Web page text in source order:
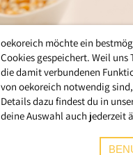
oekoreich möchte ein
Cookies gespeichert. Weil
die damit verbundenen
von oekoreich notwendig
Details dazu findest du in
deine Auswahl auch jederzeit